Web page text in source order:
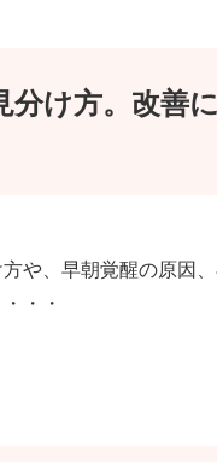
分け方。改善
や、早朝覚醒の原因
・・